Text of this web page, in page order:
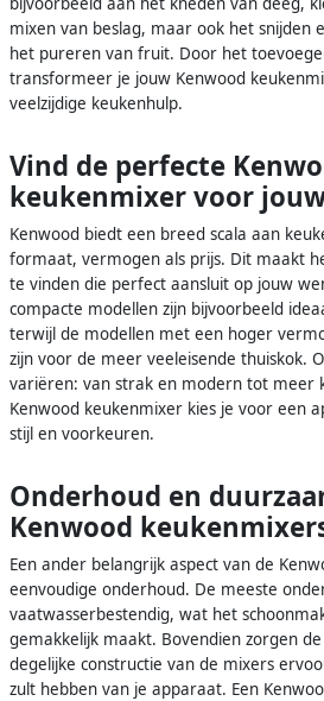
mixen van beslag, maar ook het snijden
het pureren van fruit. Door het
transformeer je jouw Kenwood
veelzijdige keukenhulp.
Vind de perfecte
keukenmixer voor
Kenwood biedt een breed scala aan
formaat, vermogen als prijs. Dit maakt
te vinden die perfect aansluit op jouw
compacte modellen zijn bijvoorbeeld
terwijl de modellen met een hoger
zijn voor de meer veeleisende thuiskok.
variëren: van strak en modern tot meer
Kenwood keukenmixer kies je voor een
stijl en voorkeuren.
Onderhoud en
Kenwood
Een ander belangrijk aspect van de
eenvoudige onderhoud. De meeste
vaatwasserbestendig, wat het
gemakkelijk maakt. Bovendien zorgen
degelijke constructie van de mixers
zult hebben van je apparaat. Een